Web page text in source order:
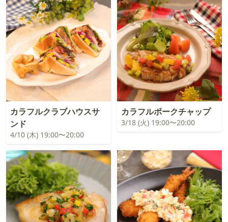
カラフルクラブハウスサ
ンド
4/10 (木) 19:00〜20:00
カラフルポークチャップ
3/18 (火) 19:00〜20:00